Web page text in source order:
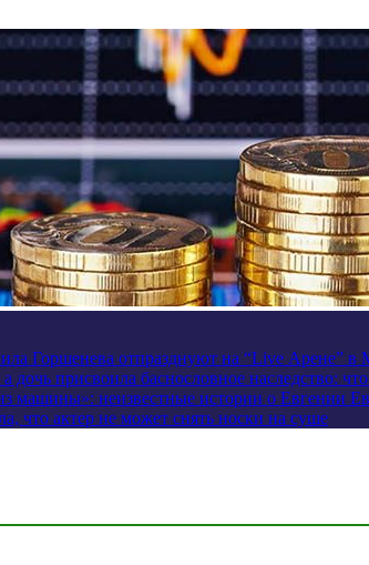
Горшенева отпразднуют на “Live Арене” в
дочь присвоила баснословное наследство:
машины»: неизвестные истории о Евгении
что актер не может снять носки на суше